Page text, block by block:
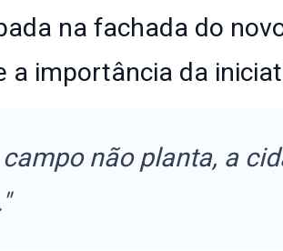
na fachada do
a importância da
campo não planta, a